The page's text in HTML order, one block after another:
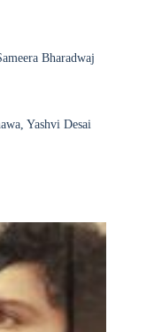
Bharadwaj
Yashvi Desai